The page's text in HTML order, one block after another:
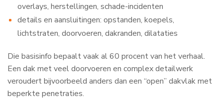
overlays, herstellingen, schade-incidenten
details en aansluitingen: opstanden, koepels,
lichtstraten, doorvoeren, dakranden, dilataties
Die basisinfo bepaalt vaak al 60 procent van het verhaal.
Een dak met veel doorvoeren en complex detailwerk
veroudert bijvoorbeeld anders dan een “open” dakvlak met
beperkte penetraties.